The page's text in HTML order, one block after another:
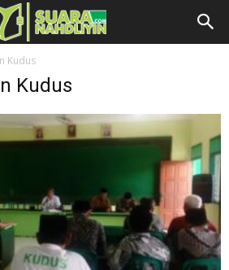
Kudus
Kudus